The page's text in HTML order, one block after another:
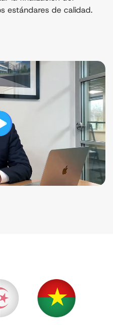
estándares de calidad.